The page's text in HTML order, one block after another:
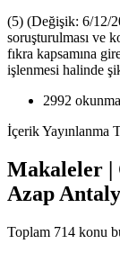
(5) (Değişik: 6/12/
soruşturulması ve
fıkra kapsamına
işlenmesi halinde
2992 okunma
İçerik Yayınlanma
Makaleler |
Azap
Toplam 714 konu